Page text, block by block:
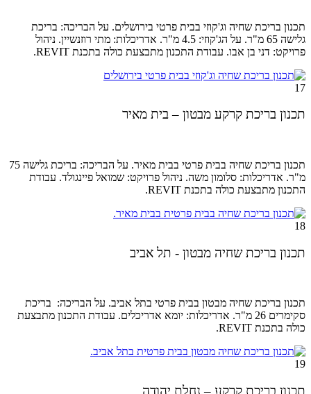
תכנון בריכת שחיה וג'קוזי בבית פרטי בירושלים. על הבריכה: בריכת
גלישה 65 מ"ר. על הג'קוזי: 4.5 מ"ר. אדריכלות: מתי רוזנשיין. ניהול
פרויקט: דני בן אבו. עבודת התכנון מתבצעת כולה בתכנת REVIT.
17
תכנון בריכת קרקע מבטון – בית מאיר
תכנון בריכת שחיה בבית פרטי בבית מאיר. על הבריכה: בריכת גלישה 75
מ"ר. אדריכלות: סלומון משה. ניהול פרויקט: שמואל פיינגולד. עבודת
התכנון מתבצעת כולה בתכנת REVIT.
18
תכנון בריכת שחיה מבטון - תל אביב
תכנון בריכת שחיה מבטון בבית פרטי בתל אביב. על הבריכה: בריכת
סקימרים 26 מ"ר. אדריכלות: יומא אדריכלים. עבודת התכנון מתבצעת
כולה בתכנת REVIT.
19
תכנון בריכת קרקע – נחלת יהודה